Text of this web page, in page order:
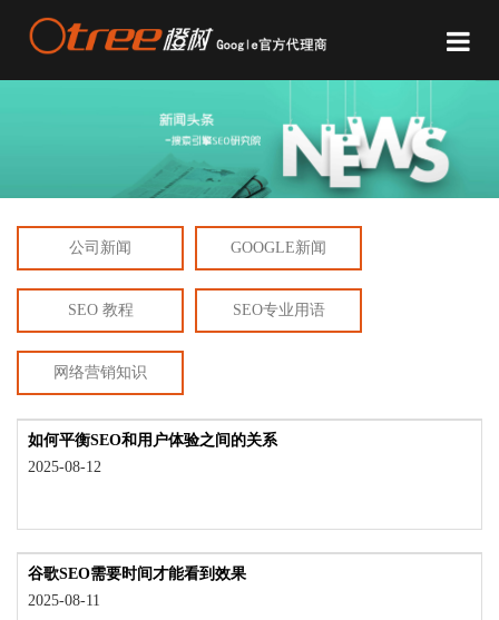
公司新闻 GOOGLE新闻
SEO 教程 SEO专业用语
网络营销知识
如何平衡SEO和用户体验之间的关系
2025-08-12
谷歌SEO需要时间才能看到效果
2025-08-11